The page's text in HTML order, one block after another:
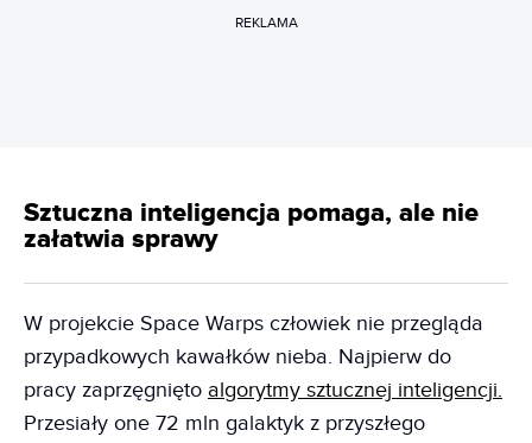
REKLAMA
Sztuczna inteligencja pomaga, ale nie
załatwia sprawy
W projekcie Space Warps człowiek nie przegląda
przypadkowych kawałków nieba. Najpierw do
pracy zaprzęgnięto algorytmy sztucznej inteligencji.
Przesiały one 72 mln galaktyk z przyszłego